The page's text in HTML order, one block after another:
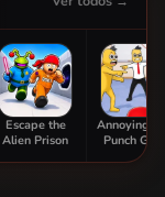
Escape the
Alien Prison
Annoying
Punch